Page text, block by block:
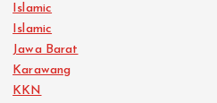
Islamic
Islamic
Jawa Barat
Karawang
KKN